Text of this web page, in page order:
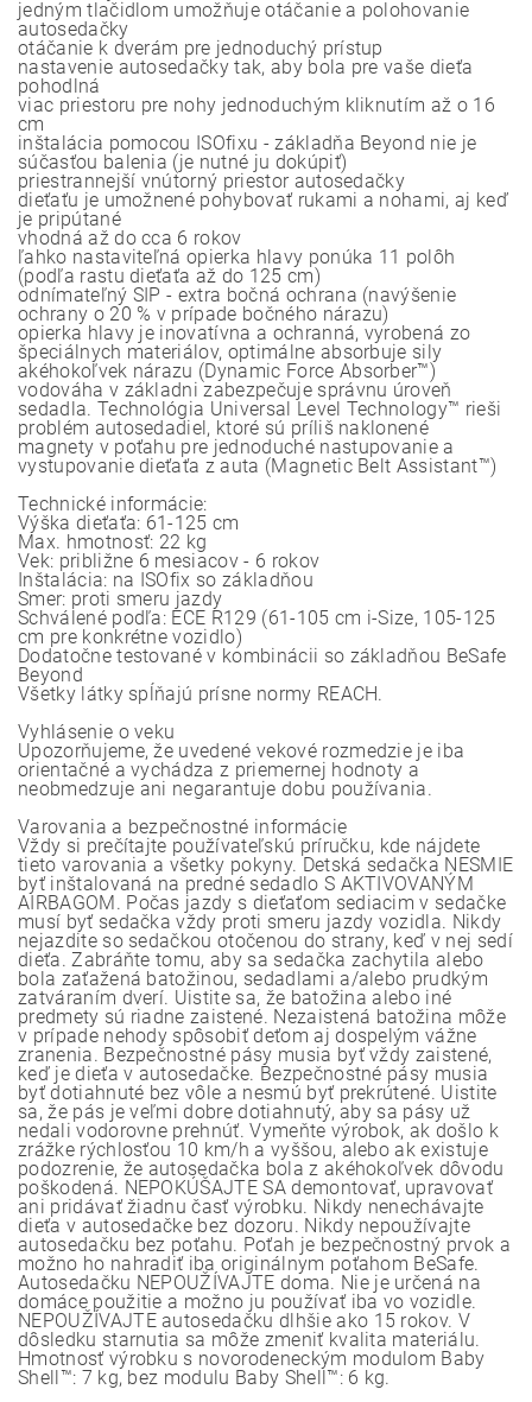
jedným tlačidlom umožňuje otáčanie a polohovanie
autosedačky
otáčanie k dverám pre jednoduchý prístup
nastavenie autosedačky tak, aby bola pre vaše dieťa
pohodlná
viac priestoru pre nohy jednoduchým kliknutím až o 16
cm
inštalácia pomocou ISOfixu - základňa Beyond nie je
súčasťou balenia (je nutné ju dokúpiť)
priestrannejší vnútorný priestor autosedačky
dieťaťu je umožnené pohybovať rukami a nohami, aj keď
je pripútané
vhodná až do cca 6 rokov
ľahko nastaviteľná opierka hlavy ponúka 11 polôh
(podľa rastu dieťaťa až do 125 cm)
odnímateľný SIP - extra bočná ochrana (navýšenie
ochrany o 20 % v prípade bočného nárazu)
opierka hlavy je inovatívna a ochranná, vyrobená zo
špeciálnych materiálov, optimálne absorbuje sily
akéhokoľvek nárazu (Dynamic Force Absorber™)
vodováha v základni zabezpečuje správnu úroveň
sedadla. Technológia Universal Level Technology™ rieši
problém autosedadiel, ktoré sú príliš naklonené
magnety v poťahu pre jednoduché nastupovanie a
vystupovanie dieťaťa z auta (Magnetic Belt Assistant™)
Technické informácie:
Výška dieťaťa: 61-125 cm
Max. hmotnosť: 22 kg
Vek: približne 6 mesiacov - 6 rokov
Inštalácia: na ISOfix so základňou
Smer: proti smeru jazdy
Schválené podľa: ECE R129 (61-105 cm i-Size, 105-125
cm pre konkrétne vozidlo)
Dodatočne testované v kombinácii so základňou BeSafe
Beyond
Všetky látky spĺňajú prísne normy REACH.
Vyhlásenie o veku
Upozorňujeme, že uvedené vekové rozmedzie je iba
orientačné a vychádza z priemernej hodnoty a
neobmedzuje ani negarantuje dobu používania.
Varovania a bezpečnostné informácie
Vždy si prečítajte používateľskú príručku, kde nájdete
tieto varovania a všetky pokyny. Detská sedačka NESMIE
byť inštalovaná na predné sedadlo S AKTIVOVANÝM
AIRBAGOM. Počas jazdy s dieťaťom sediacim v sedačke
musí byť sedačka vždy proti smeru jazdy vozidla. Nikdy
nejazdite so sedačkou otočenou do strany, keď v nej sedí
dieťa. Zabráňte tomu, aby sa sedačka zachytila alebo
bola zaťažená batožinou, sedadlami a/alebo prudkým
zatváraním dverí. Uistite sa, že batožina alebo iné
predmety sú riadne zaistené. Nezaistená batožina môže
v prípade nehody spôsobiť deťom aj dospelým vážne
zranenia. Bezpečnostné pásy musia byť vždy zaistené,
keď je dieťa v autosedačke. Bezpečnostné pásy musia
byť dotiahnuté bez vôle a nesmú byť prekrútené. Uistite
sa, že pás je veľmi dobre dotiahnutý, aby sa pásy už
nedali vodorovne prehnúť. Vymeňte výrobok, ak došlo k
zrážke rýchlosťou 10 km/h a vyššou, alebo ak existuje
podozrenie, že autosedačka bola z akéhokoľvek dôvodu
poškodená. NEPOKÚŠAJTE SA demontovať, upravovať
ani pridávať žiadnu časť výrobku. Nikdy nenechávajte
dieťa v autosedačke bez dozoru. Nikdy nepoužívajte
autosedačku bez poťahu. Poťah je bezpečnostný prvok a
možno ho nahradiť iba originálnym poťahom BeSafe.
Autosedačku NEPOUŽÍVAJTE doma. Nie je určená na
domáce použitie a možno ju používať iba vo vozidle.
NEPOUŽÍVAJTE autosedačku dlhšie ako 15 rokov. V
dôsledku starnutia sa môže zmeniť kvalita materiálu.
Hmotnosť výrobku s novorodeneckým modulom Baby
Shell™: 7 kg, bez modulu Baby Shell™: 6 kg.